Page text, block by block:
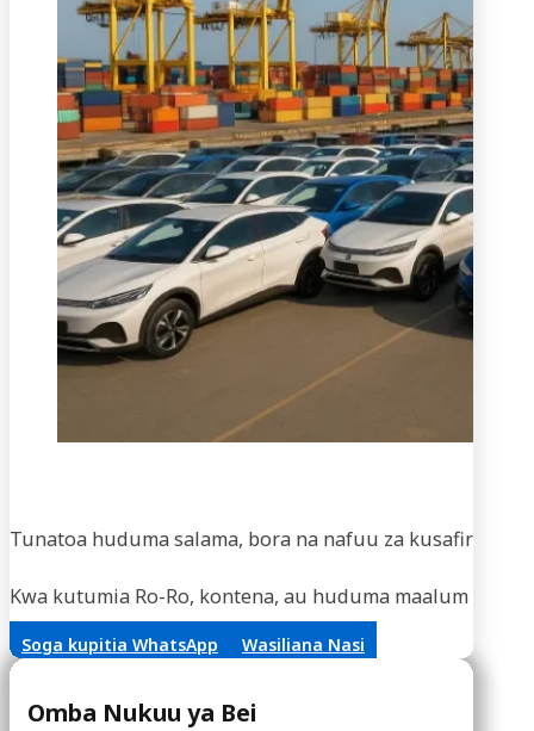
Tunatoa huduma salama, bora na nafuu za kusafirisha
Kwa kutumia Ro-Ro, kontena, au huduma maalum za
Soga kupitia WhatsApp Wasiliana Nasi
Omba Nukuu ya Bei